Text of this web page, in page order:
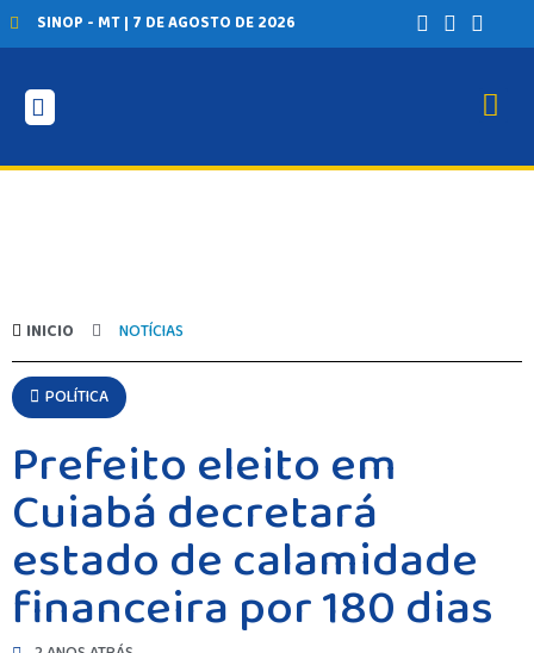
SINOP - MT | 7 DE AGOSTO DE 2026
INICIO NOTÍCIAS
POLÍTICA
Prefeito eleito em
Cuiabá decretará
estado de calamidade
financeira por 180 dias